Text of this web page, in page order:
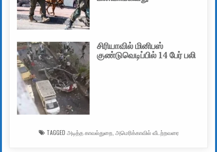
சிரியாவில் மினிபஸ்
குண்டுவெடிப்பில் 14 பேர் பலி
TAGGED அடித்த காவல்துறை அமெரிக்காவில் வீடற்றவரை